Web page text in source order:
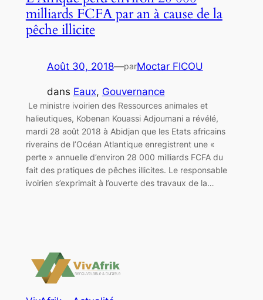
milliards FCFA par an à cause de la
pêche illicite
Août 30, 2018—parMoctar FICOU
dans Eaux, Gouvernance
Le ministre ivoirien des Ressources animales et
halieutiques, Kobenan Kouassi Adjoumani a révélé,
mardi 28 août 2018 à Abidjan que les Etats africains
riverains de l’Océan Atlantique enregistrent une «
perte » annuelle d’environ 28 000 milliards FCFA du
fait des pratiques de pêches illicites. Le responsable
ivoirien s’exprimait à l’ouverte des travaux de la…